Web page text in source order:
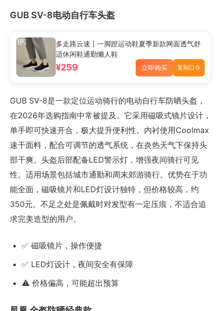
GUB SV-8电动自行车头盔
多走路云速丨一脚蹬运动鞋夏季新款网面透气舒
适休闲鞋通勤懒人鞋
¥259 立即购买 复制口令
GUB SV-8是一款定位运动骑行的电动自行车防晒头盔，
在2026年选购指南中常被提及。它采用磁吸式镜片设计，
单手即可快速开合，极大提升便利性。内衬使用Coolmax
速干面料，配合可调节的透气系统，在炎热天气下保持头
部干爽。头盔后部配备LED警示灯，增强夜间骑行可见
性。适用场景包括城市通勤和周末郊游骑行。优势在于功
能全面，磁吸镜片和LED灯设计独特，但价格较高，约
350元。不足之处是佩戴时对发型有一定压痕，不适合追
求完美造型的用户。
✅ 磁吸镜片，操作便捷
✅ LED灯设计，夜间安全有保障
⚠️ 价格偏高，可能超出预算